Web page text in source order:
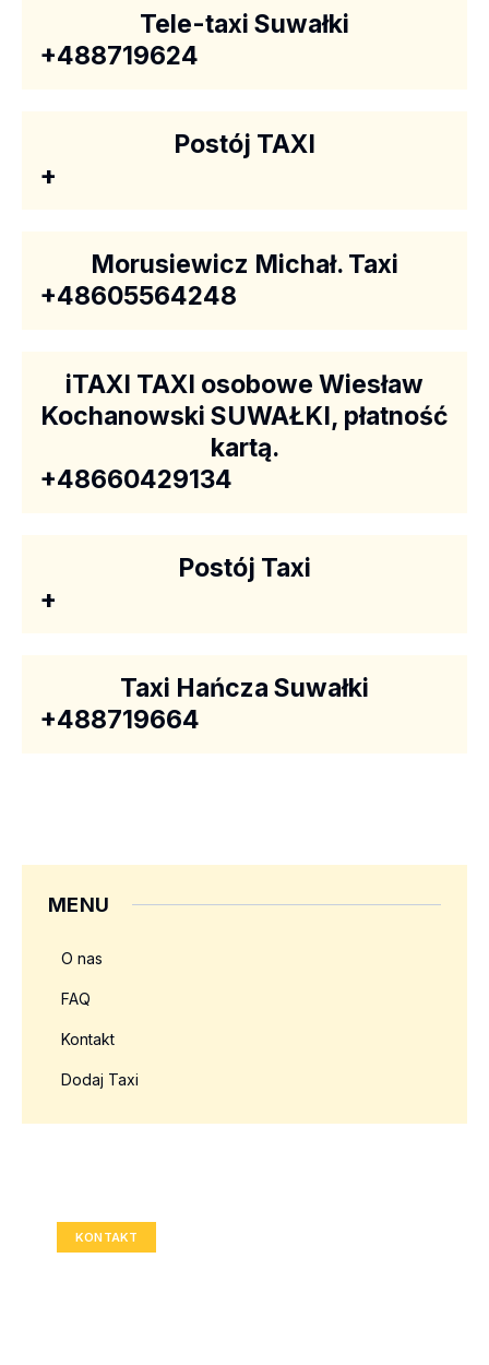
Tele-taxi Suwałki
+488719624
Postój TAXI
+
Morusiewicz Michał. Taxi
+48605564248
iTAXI TAXI osobowe Wiesław
Kochanowski SUWAŁKI, płatność
kartą.
+48660429134
Postój Taxi
+
Taxi Hańcza Suwałki
+488719664
MENU
O nas
FAQ
Kontakt
Dodaj Taxi
KONTAKT